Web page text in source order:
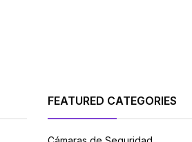
FEATURED CATEGORIES